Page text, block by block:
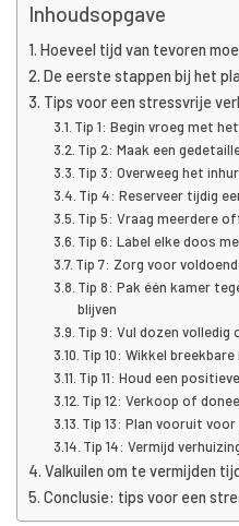
Inhoudsopgave
Hoeveel tijd van tevoren
De eerste stappen bij het
Tips voor een stressvrije
Tip 1: Begin vroeg met
Tip 2: Maak een
Tip 3: Overweeg het
Tip 4: Reserveer tijdig
Tip 5: Vraag meerdere
Tip 6: Label elke doos
Tip 7: Zorg voor
Tip 8: Pak één kamer
blijven
Tip 9: Vul dozen
Tip 10: Wikkel
Tip 11: Houd een
Tip 12: Verkoop of
Tip 13: Plan vooruit
Tip 14: Vermijd
Valkuilen om te vermijden
Conclusie: tips voor een